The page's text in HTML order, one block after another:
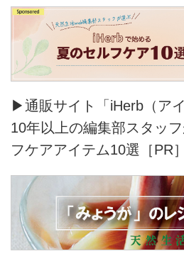
▶通販サイト「iHerb（ア
10年以上の編集部スタッ
フケアアイテム10選［PR］